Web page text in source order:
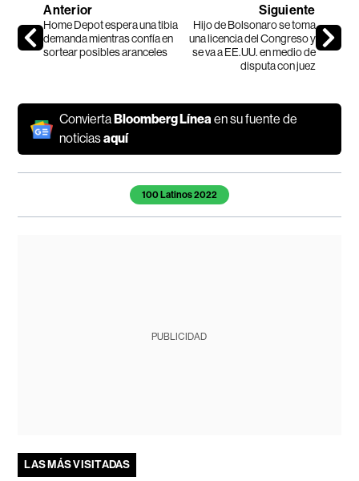
Anterior
Home Depot espera una tibia
demanda mientras confía en
sortear posibles aranceles
Siguiente
Hijo de Bolsonaro se toma
una licencia del Congreso y
se va a EE.UU. en medio de
disputa con juez
ConviertaBloomberg Líneaen su fuente de
noticiasaquí
Temas de este artículo100 Latinos 2022
PUBLICIDAD
LAS MÁS VISITADAS